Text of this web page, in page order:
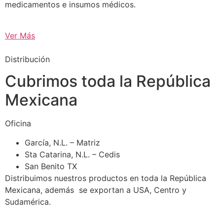
medicamentos e insumos médicos.
Ver Más
Distribución
Cubrimos toda la República
Mexicana
Oficina
García, N.L. – Matriz
Sta Catarina, N.L. – Cedis
San Benito TX
Distribuimos nuestros productos en toda la República
Mexicana, además se exportan a USA, Centro y
Sudamérica.